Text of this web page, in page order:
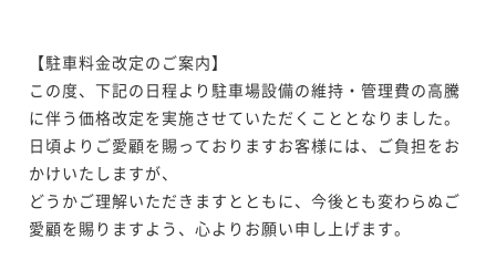
【駐車料金改定のご案内】
この度、下記の日程より駐車場設備の維持・管理費の高騰
に伴う価格改定を実施させていただくこととなりました。
日頃よりご愛顧を賜っておりますお客様には、ご負担をお
かけいたしますが、
どうかご理解いただきますとともに、今後とも変わらぬご
愛顧を賜りますよう、心よりお願い申し上げます。